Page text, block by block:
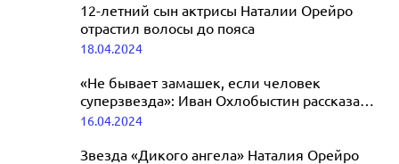
12-летний сын актрисы Наталии Орейро
отрастил волосы до пояса
18.04.2024
«Не бывает замашек, если человек
суперзвезда»: Иван Охлобыстин рассказал о
съемках с Наталией Орейро
16.04.2024
Звезда «Дикого ангела» Наталия Орейро